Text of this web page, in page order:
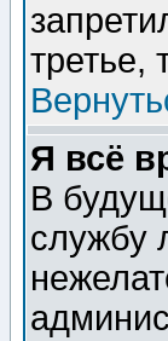
третье,
Я всё
В
службу